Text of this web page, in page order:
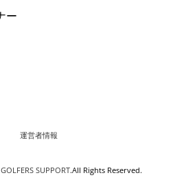
運営者情報
GOLFERS SUPPORT.All Rights Reserved.